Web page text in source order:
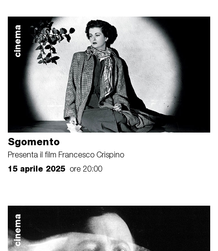
cinema
Sgomento
Presenta il film Francesco Crispino
15 aprile 2025 ore 20:00
cinema